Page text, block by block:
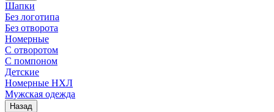
Шапки
Без логотипа
Без отворота
Номерные
С отворотом
С помпоном
Детские
Номерные НХЛ
Мужская одежда
Назад